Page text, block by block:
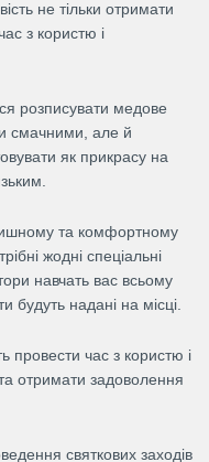
не тільки отримати
з користю і
розписувати медове
смачними, але й
як прикрасу на
та комфортному
жодні спеціальні
навчать вас всьому
будуть надані на місці.
провести час з користю і
отримати задоволення
святкових заходів